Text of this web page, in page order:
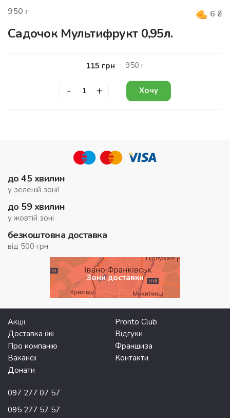
950 г 6 ₴
Садочок Мультифрукт 0,95л.
115 грн 950 г
- + Хочу
до 45 хвилин
у зеленій зоні!
до 59 хвилин
у жовтій зоні
безкоштовна доставка
від 500 грн
Зони доставки
Акції
Pronto Club
Доставка їжі
Відгуки
Про компанію
Франшиза
Вакансії
Контакти
Донати
097 277 07 57
095 277 57 57